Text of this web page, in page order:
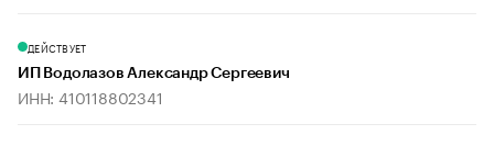
ДЕЙСТВУЕТ
ИП Водолазов Александр Сергеевич
ИНН: 410118802341